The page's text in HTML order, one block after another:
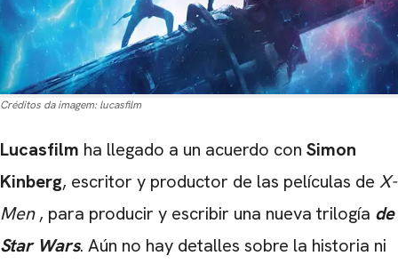
Créditos da imagem: lucasfilm
Lucasfilm ha llegado a un acuerdo con Simon
Kinberg, escritor y productor de las películas de X-
Men, para producir y escribir una nueva trilogía de
Star Wars. Aún no hay detalles sobre la historia ni